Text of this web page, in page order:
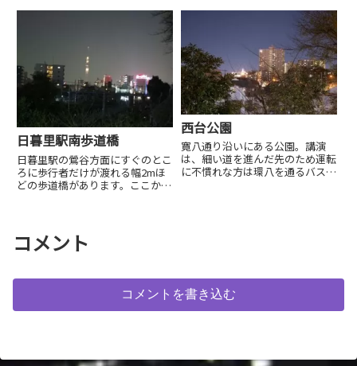
日暮里駅南歩道橋
日暮里駅の鶯谷方面にすぐのとこ
ろに歩行者だけが渡れる幅2mほ
どの歩道橋があります。ここから
な名称は確認中で正し...
西台公園
寛八通り沿いにある公園。講演
は、細い道を進んだ先のため運転
に不慣れな方は環八を通るバスで
コメント
コメントを書き込む